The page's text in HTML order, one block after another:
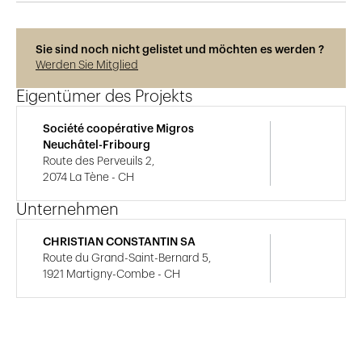
Sie sind noch nicht gelistet und möchten es werden ?
Werden Sie Mitglied
Eigentümer des Projekts
Société coopérative Migros
Neuchâtel-Fribourg
Route des Perveuils 2,
2074 La Tène - CH
Unternehmen
CHRISTIAN CONSTANTIN SA
Route du Grand-Saint-Bernard 5,
1921 Martigny-Combe - CH